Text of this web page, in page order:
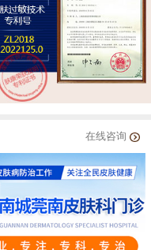
在线咨询